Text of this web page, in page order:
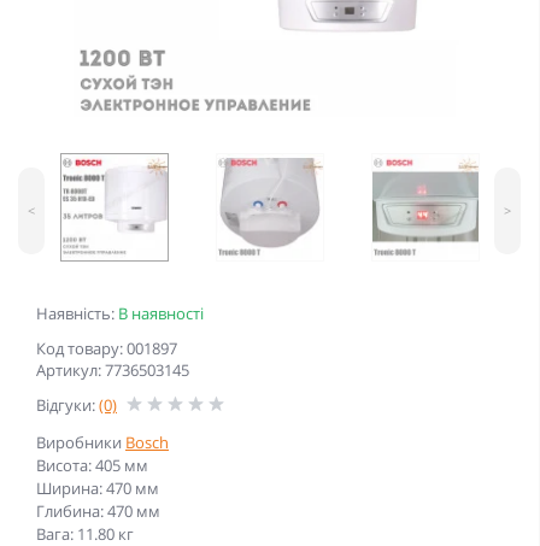
Наявність: В наявності
Код товару: 001897
Артикул: 7736503145
Відгуки:(0)
Виробники Bosch
Висота: 405 мм
Ширина: 470 мм
Глибина: 470 мм
Вага: 11.80 кг
< >